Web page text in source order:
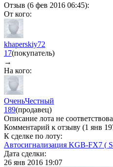
Отзыв (6 фев 2016 06:45):
От кого:
khaperskiy72
17(покупатель)
→
На кого:
ОченьЧестный
189(продавец)
Описание лота не
Комментарий к отзыву (1 янв
К сделке по лоту:
Автосигнализация KGB-FX7 (
Дата сделки:
26 янв 2016 19:07